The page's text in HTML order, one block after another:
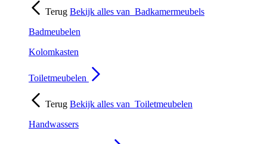
Terug Bekijk alles van Badkamermeubels
Badmeubelen
Kolomkasten
Toiletmeubelen
Terug Bekijk alles van Toiletmeubelen
Handwassers